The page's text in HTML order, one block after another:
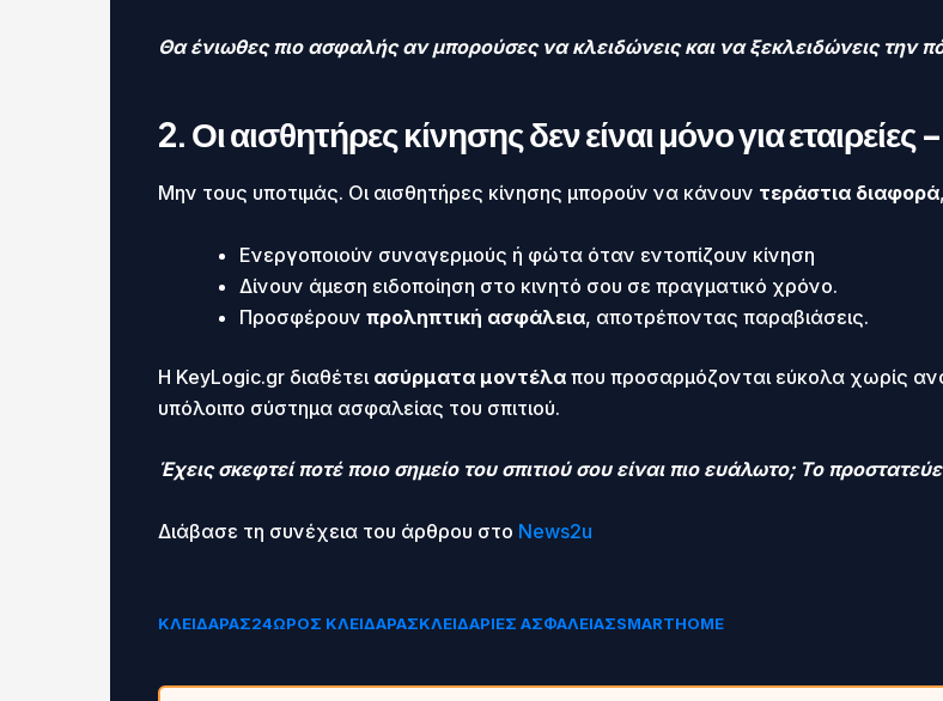
Θα ένιωθες πιο ασφαλής αν μπορούσες να κλειδώνεις και να ξεκλειδώνεις την
2. Οι αισθητήρες κίνησης δεν είναι μόνο για εταιρείες
Μην τους υποτιμάς. Οι αισθητήρες κίνησης μπορούν να κάνουν τεράστια διαφορά
Ενεργοποιούν συναγερμούς ή φώτα όταν εντοπίζουν κίνηση
Δίνουν άμεση ειδοποίηση στο κινητό σου σε πραγματικό χρόνο.
Προσφέρουν προληπτική ασφάλεια, αποτρέποντας παραβιάσεις.
Η KeyLogic.gr διαθέτει ασύρματα μοντέλα που προσαρμόζονται εύκολα χωρίς
υπόλοιπο σύστημα ασφαλείας του σπιτιού.
Έχεις σκεφτεί ποτέ ποιο σημείο του σπιτιού σου είναι πιο ευάλωτο; Το
Διάβασε τη συνέχεια του άρθρου στο News2u
ΚΛΕΙΔΑΡΑΣ24ΩΡΟΣ ΚΛΕΙΔΑΡΑΣΚΛΕΙΔΑΡΙΕΣ ΑΣΦΑΛΕΙΑΣSMARTHOME